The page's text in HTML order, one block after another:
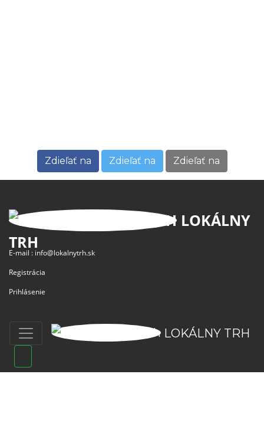
LOKÁLNY TRH
Zdieľať na Zdieľať na Zdieľať na
LOKÁLNY
TRH
E-mail : info@lokalnytrh.sk
Registrácia
Prihlásenie
ZÁKLADNÉ ODKAZY